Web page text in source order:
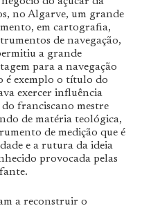
no Algarve, um grande
em cartografia,
de navegação,
a grande
para a navegação
é exemplo o título do
exercer influência
do franciscano mestre
de matéria teológica,
de medição que é
e a rutura da ideia
provocada pelas
a reconstruir o